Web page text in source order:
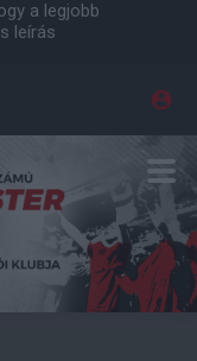
a legjobb
leírás